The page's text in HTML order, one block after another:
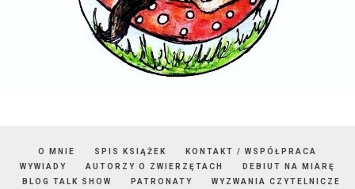
O MNIE SPIS KSIĄŻEK
KONTAKT / WSPÓŁPRACA
WYWIADY
AUTORZY O ZWIERZĘTACH
DEBIUT NA MIARĘ
BLOG TALK SHOW
PATRONATY
WYZWANIA CZYTELNICZE